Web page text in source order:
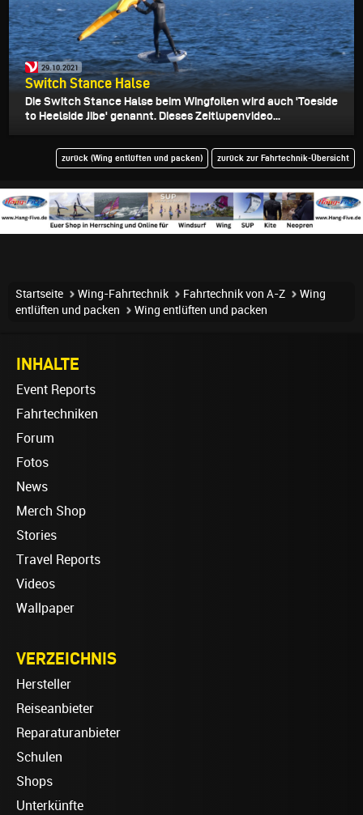
29.10.2021
Switch Stance Halse
Die Switch Stance Halse beim Wingfoilen wird auch 'Toeside
to Heelside Jibe' genannt. Dieses Zeitlupenvideo...
zurück (Wing entlüften und packen) zurück zur Fahrtechnik-Übersicht
Startseite Wing-Fahrtechnik Fahrtechnik von A-Z
Wing
entlüften und packen
Wing entlüften und packen
INHALTE
Event Reports
Fahrtechniken
Forum
Fotos
News
Merch Shop
Stories
Travel Reports
Videos
Wallpaper
VERZEICHNIS
Hersteller
Reiseanbieter
Reparaturanbieter
Schulen
Shops
Unterkünfte